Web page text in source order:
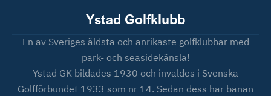
Ystad Golfklubb
En av Sveriges äldsta och anrikaste golfklubbar med
park- och seasidekänsla!
Ystad GK bildades 1930 och invaldes i Svenska
Golfförbundet 1933 som nr 14. Sedan dess har banan